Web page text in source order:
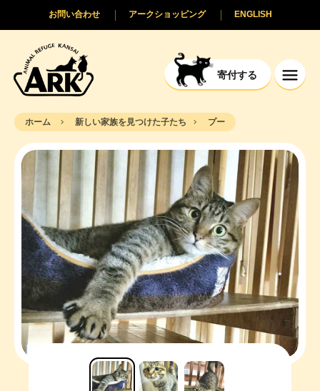
寄付する
ENGLISH
アークショッピング
お問い合わせ
ホーム 新しい家族を見つけた子たち プー